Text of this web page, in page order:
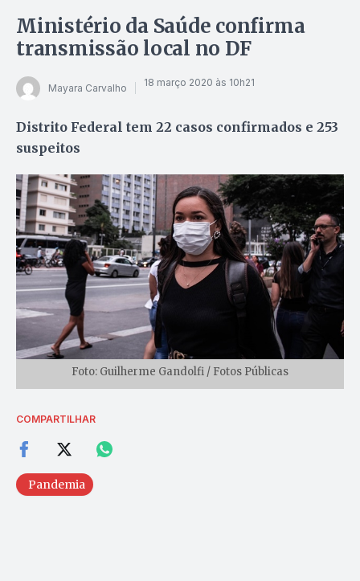
Ministério da Saúde confirma
transmissão local no DF
Mayara Carvalho 18 março 2020 às 10h21
Distrito Federal tem 22 casos confirmados e 253
suspeitos
Foto: Guilherme Gandolfi / Fotos Públicas
COMPARTILHAR
Pandemia